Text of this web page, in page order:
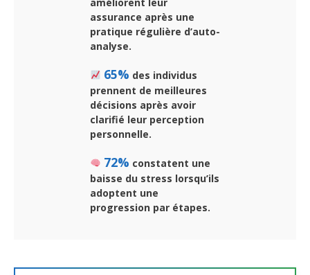
assurance après une
pratique régulière d’auto-
analyse.
65% des individus
prennent de meilleures
décisions après avoir
clarifié leur perception
personnelle.
72% constatent une
baisse du stress lorsqu’ils
adoptent une
progression par étapes.